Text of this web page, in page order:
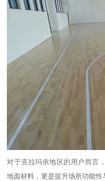
对于克拉玛依地区的用户而言
地面材料，更是提升场所功能性